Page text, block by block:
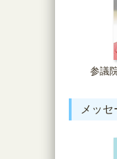
参議
メッ